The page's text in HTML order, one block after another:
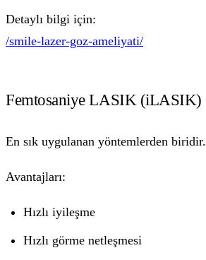
Detaylı bilgi için:
/smile-lazer-goz-ameliyati/
Femtosaniye LASIK (iLASIK)
En sık uygulanan yöntemlerden biridir.
Avantajları:
Hızlı iyileşme
Hızlı görme netleşmesi